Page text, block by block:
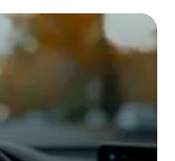
pour protéger